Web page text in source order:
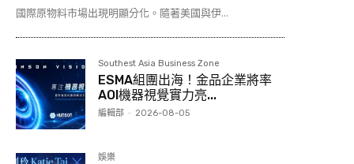
國際原物料市場出現明顯分化。隨著美國與伊...
Southest Asia Business Zone
ESMA組團出海！金品企業將率
AOI機器視覺實力亮...
編輯部 - 2026-08-05
娛樂